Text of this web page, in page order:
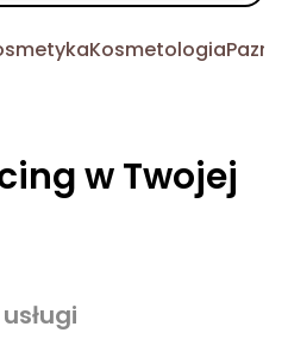
Kosmetologia
w Twojej